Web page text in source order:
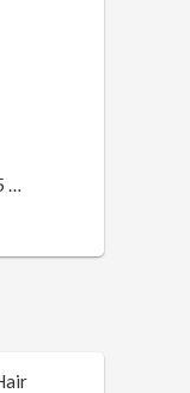
…